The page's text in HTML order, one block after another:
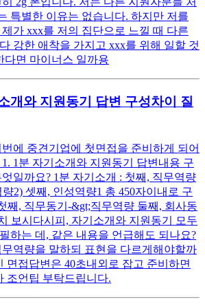
특별한 이유는 없습니다. 하지만 저를
가 xxx를 저의 집단으로 느낄 때 다른
강한 애착을 가지고 xxx를 위해 일할 것
다면 마이너스 일까용
개와 지원동기 답변 구성차이 질
에 중견기업에 첫면접을 준비하게 되어
1분 자기소개와 지원동기 답변내용 구
일까요? 1분 자기소개 : 첫째, 직무역량
2) 셋째, 인성역량1 총 450자이내로 구
째, 직무동기-&gt;직무역량 둘째, 회사동
보시다시피, 자기소개와 지원동기 모두
하는 데, 같은 내용을 언급해도 되나요?
역량을 말하되 표현을 다르게해야할까
면접답변은 40초내외로 잡고 준비하면
조언팁 부탁드립니다.